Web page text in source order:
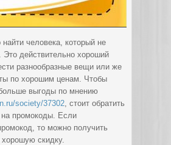
человека, который не
Это действительно хороший
разнообразные вещи или же
по хорошим ценам. Чтобы
выгоды по мнению
society/37302, стоит обратить
промокоды. Если
то можно получить
хорошую скидку.